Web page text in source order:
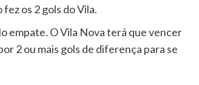
os 2 gols do Vila.
empate. O Vila Nova terá que vencer
2 ou mais gols de diferença para se